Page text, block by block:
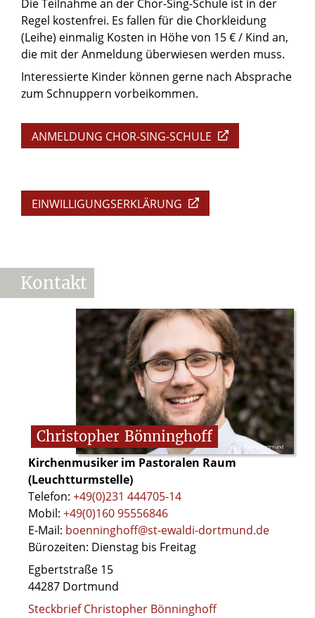
Die Teilnahme an der Chor-Sing-Schule ist in der
Regel kostenfrei. Es fallen für die Chorkleidung
(Leihe) einmalig Kosten in Höhe von 15 € / Kind an,
die mit der Anmeldung überwiesen werden muss.
Interessierte Kinder können gerne nach Absprache
zum Schnuppern vorbeikommen.
ANMELDUNG CHOR-SING-SCHULE
EINWILLIGUNGSERKLÄRUNG
Kontakt
© St. Ewaldi Dortmund
Christopher Bönninghoff
Kirchenmusiker im Pastoralen Raum
(Leuchtturmstelle)
Telefon: +49(0)231 444705-14
Mobil: +49(0)160 95556846
E-Mail: boenninghoff@st-ewaldi-dortmund.de
Bürozeiten: Dienstag bis Freitag
Egbertstraße 15
44287 Dortmund
Steckbrief Christopher Bönninghoff